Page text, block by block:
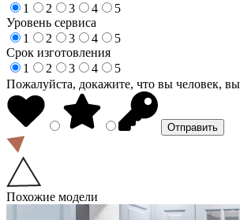
1
2 3 4
5
Уровень сервиса
1
2 3 4
5
Срок изготовления
1
2 3 4
5
Пожалуйста, докажите, что вы человек,
Похожие модели